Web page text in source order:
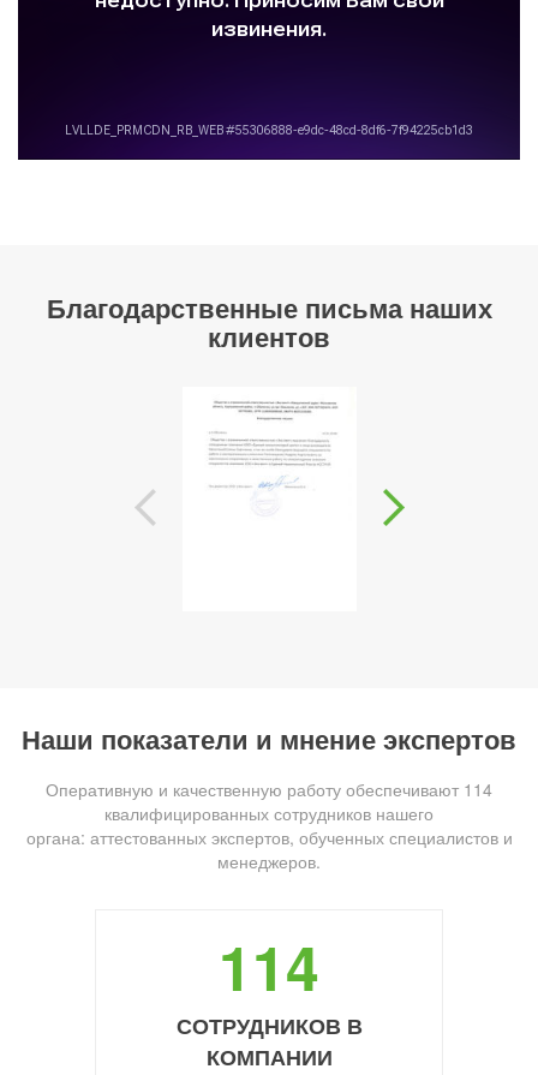
Благодарственные письма наших
клиентов
Наши показатели и мнение экспертов
Оперативную и качественную работу обеспечивают 114
квалифицированных сотрудников нашего
органа: аттестованных экспертов, обученных специалистов и
менеджеров.
114
СОТРУДНИКОВ В
КОМПАНИИ